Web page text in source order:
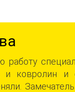
работу
ковролин и